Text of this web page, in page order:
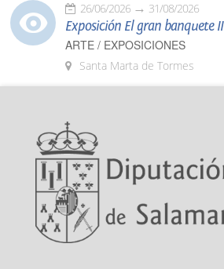
26/06/2026 31/08/2026
Exposición El gran banquete II
ARTE / EXPOSICIONES
Santa Marta de Tormes